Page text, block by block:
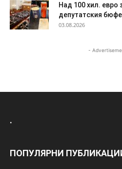
Над 100 хил. евро
депутатския
03.08.2026
-
.
ПОПУЛЯРНИ